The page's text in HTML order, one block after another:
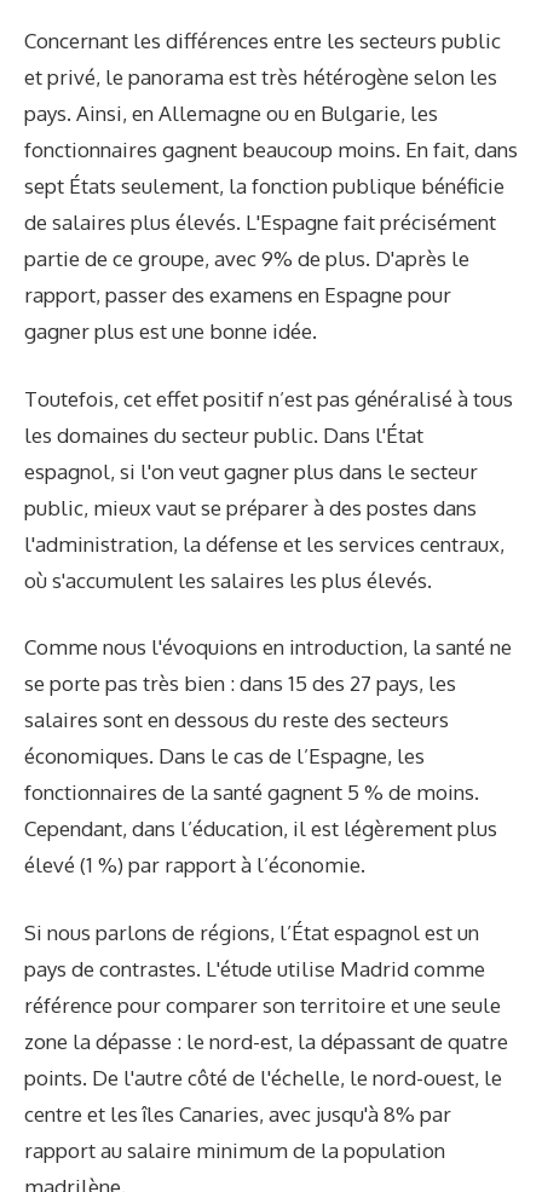
Concernant les différences entre les secteurs public
et privé, le panorama est très hétérogène selon les
pays. Ainsi, en Allemagne ou en Bulgarie, les
fonctionnaires gagnent beaucoup moins. En fait, dans
sept États seulement, la fonction publique bénéficie
de salaires plus élevés. L'Espagne fait précisément
partie de ce groupe, avec 9% de plus. D'après le
rapport, passer des examens en Espagne pour
gagner plus est une bonne idée.
Toutefois, cet effet positif n’est pas généralisé à tous
les domaines du secteur public. Dans l'État
espagnol, si l'on veut gagner plus dans le secteur
public, mieux vaut se préparer à des postes dans
l'administration, la défense et les services centraux,
où s'accumulent les salaires les plus élevés.
Comme nous l'évoquions en introduction, la santé ne
se porte pas très bien : dans 15 des 27 pays, les
salaires sont en dessous du reste des secteurs
économiques. Dans le cas de l’Espagne, les
fonctionnaires de la santé gagnent 5 % de moins.
Cependant, dans l’éducation, il est légèrement plus
élevé (1 %) par rapport à l’économie.
Si nous parlons de régions, l’État espagnol est un
pays de contrastes. L'étude utilise Madrid comme
référence pour comparer son territoire et une seule
zone la dépasse : le nord-est, la dépassant de quatre
points. De l'autre côté de l'échelle, le nord-ouest, le
centre et les îles Canaries, avec jusqu'à 8% par
rapport au salaire minimum de la population
madrilène.